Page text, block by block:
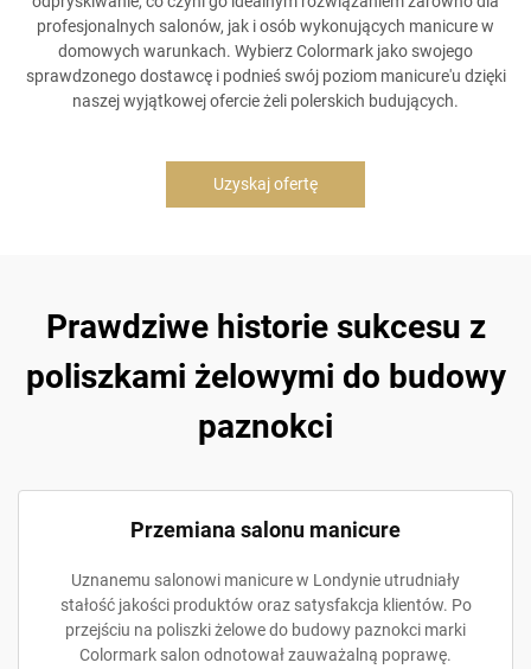
profesjonalnych salonów, jak i osób wykonujących manicure w
domowych warunkach. Wybierz Colormark jako swojego
sprawdzonego dostawcę i podnieś swój poziom manicure'u dzięki
naszej wyjątkowej ofercie żeli polerskich budujących.
Uzyskaj ofertę
Prawdziwe historie sukcesu z
poliszkami żelowymi do budowy
paznokci
Przemiana salonu manicure
Uznanemu salonowi manicure w Londynie utrudniały
stałość jakości produktów oraz satysfakcja klientów. Po
przejściu na poliszki żelowe do budowy paznokci marki
Colormark salon odnotował zauważalną poprawę.